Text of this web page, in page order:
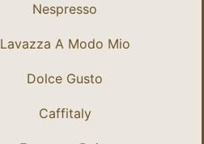
Nespresso
Lavazza A Modo Mio
Dolce Gusto
Caffitaly